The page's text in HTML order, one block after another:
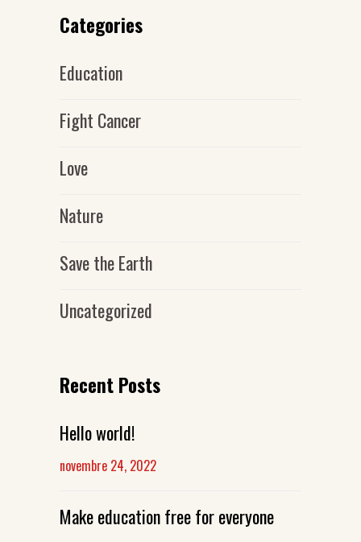
Categories
Education
Fight Cancer
Love
Nature
Save the Earth
Uncategorized
Recent Posts
Hello world!
novembre 24, 2022
Make education free for everyone